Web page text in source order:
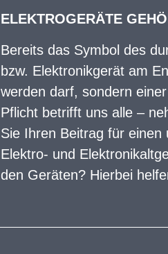
ELEKTROGERÄTE
Bereits das Symbol des
bzw. Elektronikgerät am
werden darf, sondern
Pflicht betrifft uns alle –
Sie Ihren Beitrag für einen
Elektro- und
den Geräten? Hierbei